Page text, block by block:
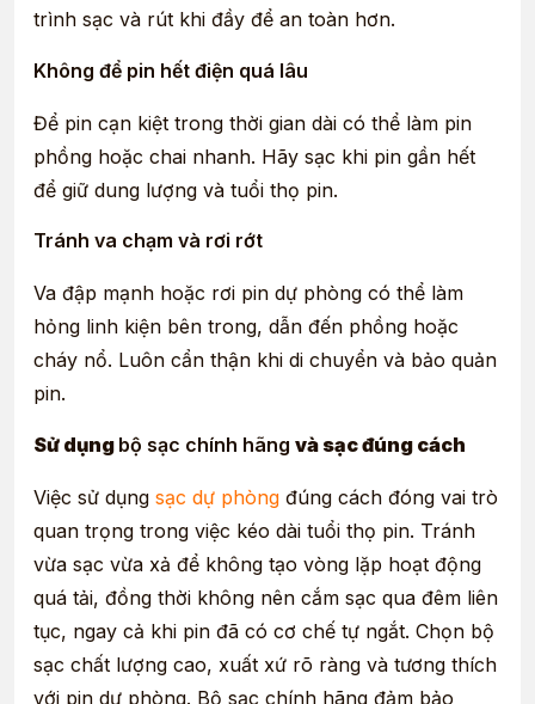
trình sạc và rút khi đầy để an toàn hơn.
Không để pin hết điện quá lâu
Để pin cạn kiệt trong thời gian dài có thể làm pin
phồng hoặc chai nhanh. Hãy sạc khi pin gần hết
để giữ dung lượng và tuổi thọ pin.
Tránh va chạm và rơi rớt
Va đập mạnh hoặc rơi pin dự phòng có thể làm
hỏng linh kiện bên trong, dẫn đến phồng hoặc
cháy nổ. Luôn cẩn thận khi di chuyển và bảo quản
pin.
Sử dụng bộ sạc chính hãng và sạc đúng cách
Việc sử dụng sạc dự phòng đúng cách đóng vai trò
quan trọng trong việc kéo dài tuổi thọ pin. Tránh
vừa sạc vừa xả để không tạo vòng lặp hoạt động
quá tải, đồng thời không nên cắm sạc qua đêm liên
tục, ngay cả khi pin đã có cơ chế tự ngắt. Chọn bộ
sạc chất lượng cao, xuất xứ rõ ràng và tương thích
với pin dự phòng. Bộ sạc chính hãng đảm bảo